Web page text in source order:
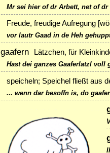
Mr sei hier of dr Arbett, net of dr
Freude, freudige Aufregung
vor lautr Gaad in de Heh
gaafern Lätzchen, für
Hast dei ganzes Gaaferlatzl voll
speicheln; Speichel fließt aus
... wenn dar besoffn is, do